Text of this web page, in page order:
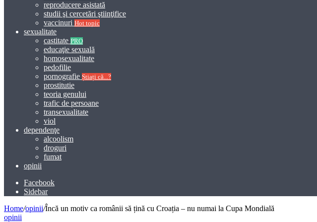
reproducere asistată
studii şi cercetări ştiinţifice
vaccinuri Hot topic
sexualitate
castitate PRO
educaţie sexuală
homosexualitate
pedofilie
pornografie Știați că...?
prostitutie
teoria genului
trafic de persoane
transexualitate
viol
dependenţe
alcoolism
droguri
fumat
opinii
Facebook
Sidebar
Home/opinii/Încă un motiv ca românii să țină cu Croația – nu numai la Cupa Mondială
opinii